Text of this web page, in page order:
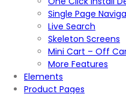
Single Page
Live Search
Skeleton Screens
Mini Cart – Off
More Features
Elements
Product Pages